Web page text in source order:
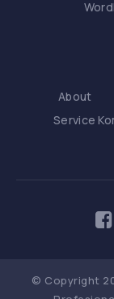
About
Service
© Copyright